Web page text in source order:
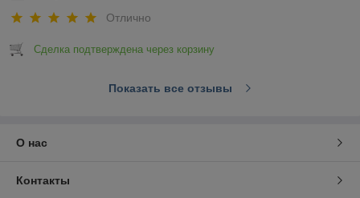
Отлично
Сделка подтверждена через корзину
Показать все отзывы
О нас
Контакты